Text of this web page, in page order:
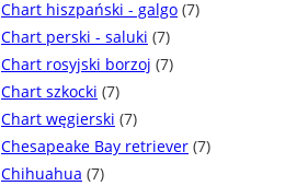
Chart hiszpański - galgo (7)
Chart perski - saluki (7)
Chart rosyjski borzoj (7)
Chart szkocki (7)
Chart węgierski (7)
Chesapeake Bay retriever (7)
Chihuahua (7)